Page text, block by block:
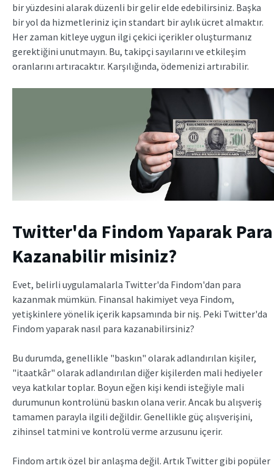
bir yüzdesini alarak düzenli bir gelir elde edebilirsiniz. Başka
bir yol da hizmetleriniz için standart bir aylık ücret almaktır.
Her zaman kitleye uygun ilgi çekici içerikler oluşturmanız
gerektiğini unutmayın. Bu, takipçi sayılarını ve etkileşim
oranlarını artıracaktır. Karşılığında, ödemenizi artırabilir.
Twitter'da Findom Yaparak Para
Kazanabilir misiniz?
Evet, belirli uygulamalarla Twitter'da Findom'dan para
kazanmak mümkün. Finansal hakimiyet veya Findom,
yetişkinlere yönelik içerik kapsamında bir niş. Peki Twitter'da
Findom yaparak nasıl para kazanabilirsiniz?
Bu durumda, genellikle "baskın" olarak adlandırılan kişiler,
"itaatkâr" olarak adlandırılan diğer kişilerden mali hediyeler
veya katkılar toplar. Boyun eğen kişi kendi isteğiyle mali
durumunun kontrolünü baskın olana verir. Ancak bu alışveriş
tamamen parayla ilgili değildir. Genellikle güç alışverişini,
zihinsel tatmini ve kontrolü verme arzusunu içerir.
Findom artık özel bir anlaşma değil. Artık Twitter gibi popüler